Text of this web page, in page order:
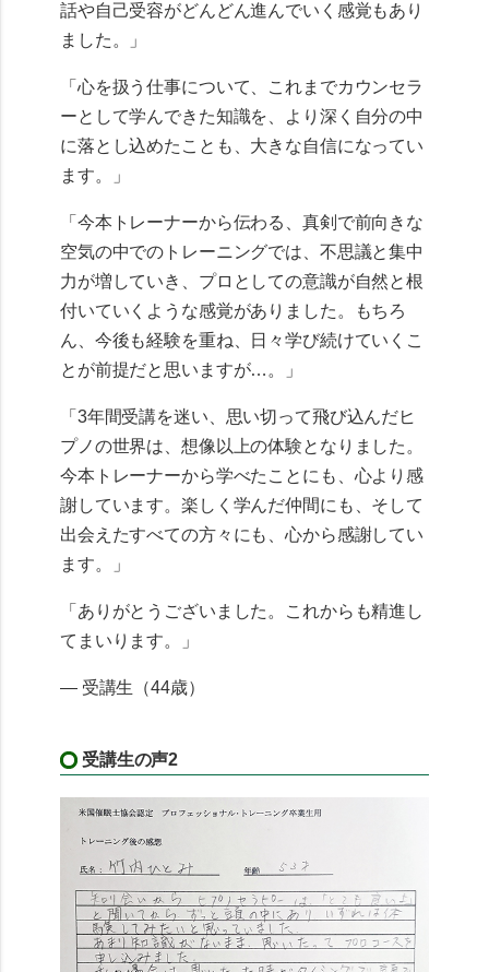
話や自己受容がどんどん進んでいく感覚もあり
ました。」
「心を扱う仕事について、これまでカウンセラ
ーとして学んできた知識を、より深く自分の中
に落とし込めたことも、大きな自信になってい
ます。」
「今本トレーナーから伝わる、真剣で前向きな
空気の中でのトレーニングでは、不思議と集中
力が増していき、プロとしての意識が自然と根
付いていくような感覚がありました。もちろ
ん、今後も経験を重ね、日々学び続けていくこ
とが前提だと思いますが…。」
「3年間受講を迷い、思い切って飛び込んだヒ
プノの世界は、想像以上の体験となりました。
今本トレーナーから学べたことにも、心より感
謝しています。楽しく学んだ仲間にも、そして
出会えたすべての方々にも、心から感謝してい
ます。」
「ありがとうございました。これからも精進し
てまいります。」
— 受講生（44歳）
受講生の声2